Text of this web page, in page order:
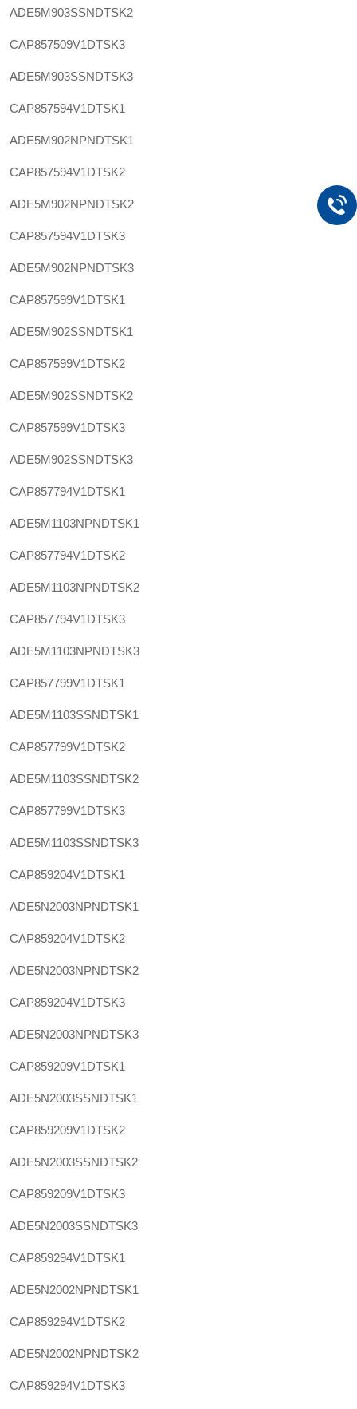
ADE5M903SSNDTSK2
CAP857509V1DTSK3
ADE5M903SSNDTSK3
CAP857594V1DTSK1
ADE5M902NPNDTSK1
CAP857594V1DTSK2
ADE5M902NPNDTSK2
CAP857594V1DTSK3
ADE5M902NPNDTSK3
CAP857599V1DTSK1
ADE5M902SSNDTSK1
CAP857599V1DTSK2
ADE5M902SSNDTSK2
CAP857599V1DTSK3
ADE5M902SSNDTSK3
CAP857794V1DTSK1
ADE5M1103NPNDTSK1
CAP857794V1DTSK2
ADE5M1103NPNDTSK2
CAP857794V1DTSK3
ADE5M1103NPNDTSK3
CAP857799V1DTSK1
ADE5M1103SSNDTSK1
CAP857799V1DTSK2
ADE5M1103SSNDTSK2
CAP857799V1DTSK3
ADE5M1103SSNDTSK3
CAP859204V1DTSK1
ADE5N2003NPNDTSK1
CAP859204V1DTSK2
ADE5N2003NPNDTSK2
CAP859204V1DTSK3
ADE5N2003NPNDTSK3
CAP859209V1DTSK1
ADE5N2003SSNDTSK1
CAP859209V1DTSK2
ADE5N2003SSNDTSK2
CAP859209V1DTSK3
ADE5N2003SSNDTSK3
CAP859294V1DTSK1
ADE5N2002NPNDTSK1
CAP859294V1DTSK2
ADE5N2002NPNDTSK2
CAP859294V1DTSK3